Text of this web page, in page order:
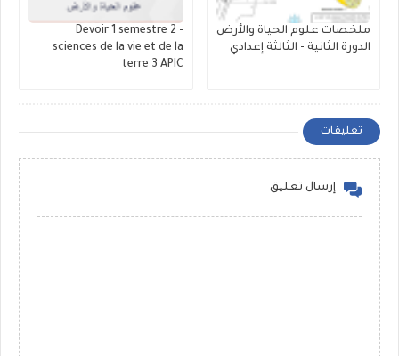
ملخصات علوم الحياة والأرض
الدورة الثانية - الثالثة إعدادي
Devoir 1 semestre 2 -
sciences de la vie et de la
terre 3 APIC
تعليقات
إرسال تعليق